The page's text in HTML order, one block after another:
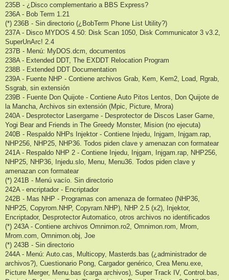
235B - ¿Disco complementario a BBS Express?
236A - Bob Term 1.21
(*) 236B - Sin directorio (¿BobTerm Phone List Utility?)
237A - Disco MYDOS 4.50: Disk Scan 1050, Disk Communicator 3 v3.2,
SuperUnArc! 2.4
237B - Menú: MyDOS.dcm, documentos
238A - Extended DDT, The EXDDT Relocation Program
238B - Extended DDT Documentation
239A - Fuente NHP - Contiene archivos Grab, Kem, Kem2, Load, Rgrab,
Ssgrab, sin extensión
239B - Fuente Don Quijote - Contiene Auto Pitos Lentos, Don Quijote de
la Mancha, Archivos sin extensión (Mpic, Picture, Mrora)
240A - Desprotector Lasergame - Desprotector de Discos Laser Game,
Yogi Bear and Friends in The Greedy Monster, Mision (no ejecuta)
240B - Respaldo NHPs Injektor - Contiene Injedu, Injgam, Injgam.rap,
NHP256, NHP25, NHP36. Todos piden clave y amenazan con formatear
241A - Respaldo NHP 2 - Contiene Injedu, Injgam, Injgam.rap, NHP256,
NHP25, NHP36, Injedu.slo, Menu, Menu36. Todos piden clave y
amenazan con formatear
(*) 241B - Menú vacío. Sin directorio
242A - encriptador - Encriptador
242B - Mas NHP - Programas con amenaza de formateo (NHP36,
NHP25, Copyrom.NHP, Copyram.NHP), NHP 2.5 (x2), Injektor,
Encriptador, Desprotector Automatico, otros archivos no identificados
(*) 243A - Contiene archivos Omnimon.ro2, Omnimon.rom, Mrom,
Mrom.com, Omnimon.obj, Joe
(*) 243B - Sin directorio
244A - Menú: Auto.cas, Multicopy, Masterds.bas (¿administrador de
archivos?), Cuestionario Pong, Cargador genérico, Crea Menu.exe,
Picture Merger, Menu.bas (carga archivos), Super Track IV, Control.bas,